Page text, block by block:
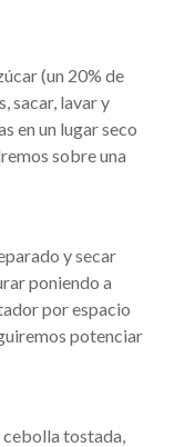
(un 20% de
sacar, lavar y
en un lugar seco
sobre una
y secar
poniendo a
por espacio
potenciar
cebolla tostada,